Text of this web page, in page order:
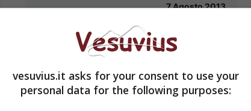
7 Agosto 2013
Ztl Napoli, riaprono piazza Dante
e via Duomo
vesuvius.it asks for your consent to use your
personal data for the following purposes: